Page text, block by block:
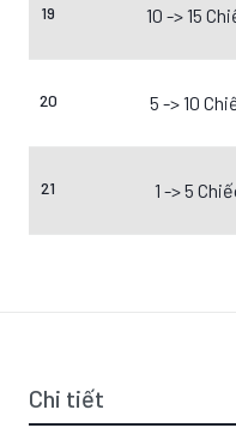
19 10 -> 15
20 5 -> 10
21 1 -> 5
Chi tiết